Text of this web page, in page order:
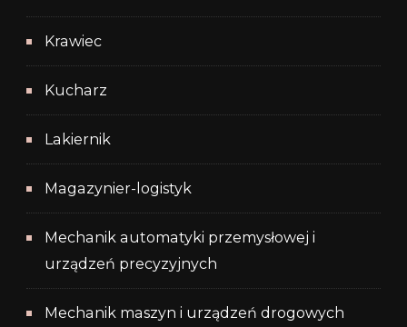
Krawiec
Kucharz
Lakiernik
Magazynier-logistyk
Mechanik automatyki przemysłowej i
urządzeń precyzyjnych
Mechanik maszyn i urządzeń drogowych